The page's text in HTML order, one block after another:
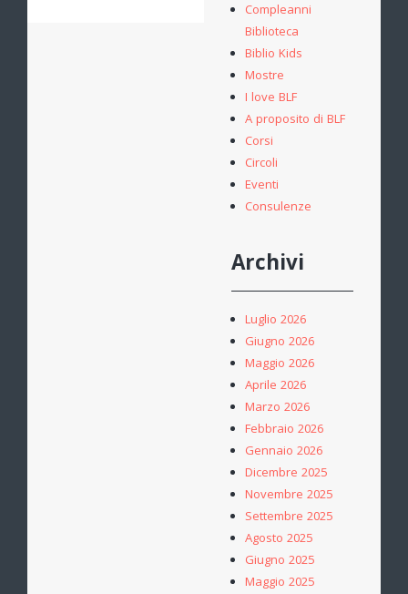
Compleanni
Biblioteca
Biblio Kids
Mostre
I love BLF
A proposito di BLF
Corsi
Circoli
Eventi
Consulenze
Archivi
Luglio 2026
Giugno 2026
Maggio 2026
Aprile 2026
Marzo 2026
Febbraio 2026
Gennaio 2026
Dicembre 2025
Novembre 2025
Settembre 2025
Agosto 2025
Giugno 2025
Maggio 2025